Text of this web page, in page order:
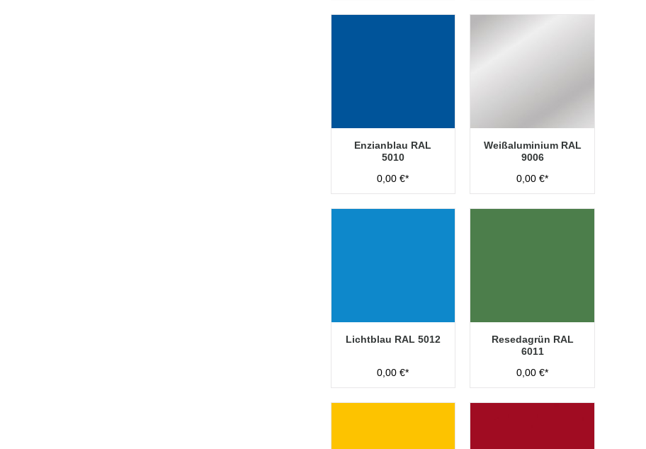
Enzianblau RAL
5010
0,00 €*
Weißaluminium RAL
9006
0,00 €*
Lichtblau RAL 5012
0,00 €*
Resedagrün RAL
6011
0,00 €*